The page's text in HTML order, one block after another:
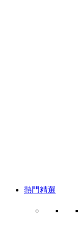
熱門精選